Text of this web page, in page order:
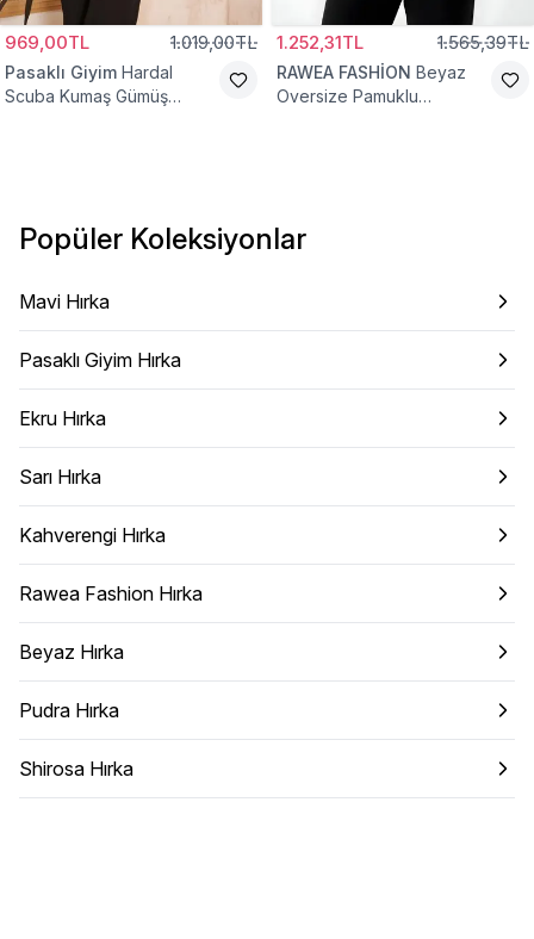
969,00TL 1.019,00TL
Pasaklı Giyim Hardal
Scuba Kumaş Gümüş
1.252,31TL 1.565,39TL
RAWEA FASHİON Beyaz
Oversize Pamuklu
Popüler Koleksiyonlar
Mavi Hırka
Pasaklı Giyim Hırka
Ekru Hırka
Sarı Hırka
Kahverengi Hırka
Rawea Fashion Hırka
Beyaz Hırka
Pudra Hırka
Shirosa Hırka